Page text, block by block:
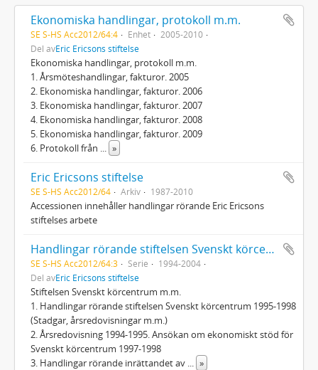
Ekonomiska handlingar, protokoll m.m.
SE S-HS Acc2012/64:4 Enhet
2005-2010
Del avEric Ericsons stiftelse
Ekonomiska handlingar, protokoll m.m.
1. Årsmöteshandlingar, fakturor. 2005
2. Ekonomiska handlingar, fakturor. 2006
3. Ekonomiska handlingar, fakturor. 2007
4. Ekonomiska handlingar, fakturor. 2008
5. Ekonomiska handlingar, fakturor. 2009
6. Protokoll från
»
Eric Ericsons stiftelse
SE S-HS Acc2012/64 Arkiv 1987-2010
Accessionen innehåller handlingar rörande Eric Ericsons
stiftelses arbete
Handlingar rörande stiftelsen Svenskt körcentrum m.m.
SE S-HS Acc2012/64:3 Serie
1994-2004
Del avEric Ericsons stiftelse
Stiftelsen Svenskt körcentrum m.m.
1. Handlingar rörande stiftelsen Svenskt körcentrum 1995-1998
(Stadgar, årsredovisningar m.m.)
2. Årsredovisning 1994-1995. Ansökan om ekonomiskt stöd för
Svenskt körcentrum 1997-1998
3. Handlingar rörande inrättandet av
»